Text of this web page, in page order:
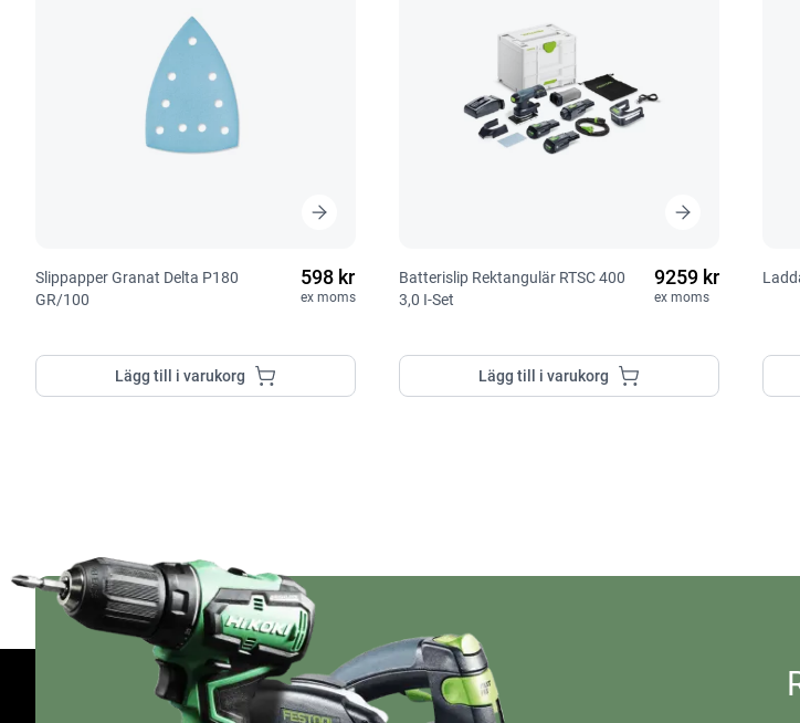
Slippapper Granat Delta P180
GR/100
598 kr
ex moms
Lägg till i varukorg
Batterislip Rektangulär RTSC 400
3,0 I-Set
9259 kr
ex moms
Lägg till i varukorg